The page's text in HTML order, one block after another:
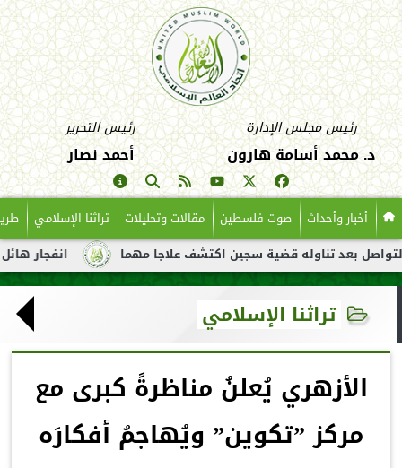
رئيس مجلس الإدارة
د. محمد أسامة هارون
رئيس التحرير
أحمد نصار
أخبار وأحداث صوت فلسطين مقالات وتحليلات تراثنا الإسلامي
انفجار هائل لناقلة تناوله قضية سجين اكتشف علاجا مهما
تراثنا الإسلامي
الأزهري يُعلنُ مناظرةً كبرى مع
مركز ”تكوين” ويُهاجمُ أفكارَه